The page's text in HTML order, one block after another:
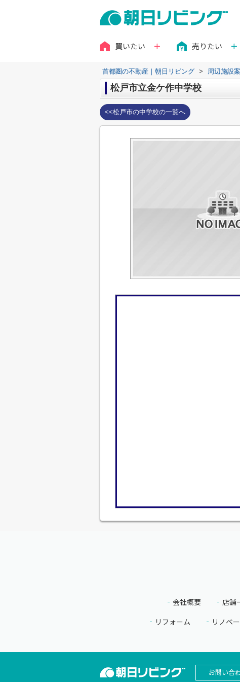
買いたい 売りたい
首都圏の不動産｜朝日リビング > 周辺施設
松戸市立金ケ作中学校
<<松戸市の中学校の一覧へ
会社概要 店舗
リフォーム
リノベ
お問い合